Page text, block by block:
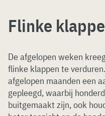
Flinke
De afgelopen weken
flinke klappen te
afgelopen maanden een
gepleegd, waarbij
buitgemaakt zijn, ook